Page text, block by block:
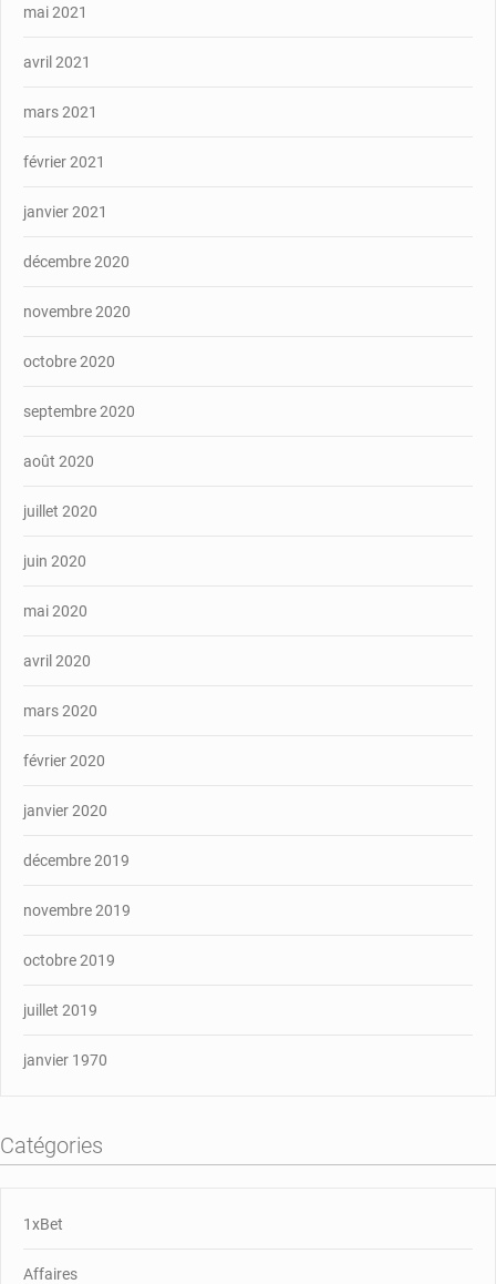
mai 2021
avril 2021
mars 2021
février 2021
janvier 2021
décembre 2020
novembre 2020
octobre 2020
septembre 2020
août 2020
juillet 2020
juin 2020
mai 2020
avril 2020
mars 2020
février 2020
janvier 2020
décembre 2019
novembre 2019
octobre 2019
juillet 2019
janvier 1970
Catégories
1xBet
Affaires